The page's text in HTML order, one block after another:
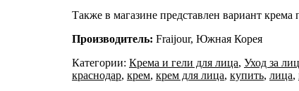
Также в магазине представлен вариант крема
Производитель: Fraijour, Южная Корея
Категории: Крема и гели для лица, Уход за
краснодар, крем, крем для лица, купить, лица,